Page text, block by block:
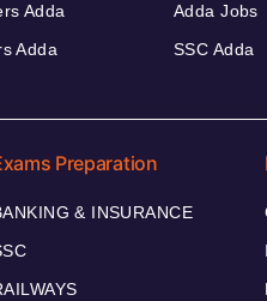
Adda
Adda
Adda Jobs
SSC Adda
Preparation
& INSURANCE